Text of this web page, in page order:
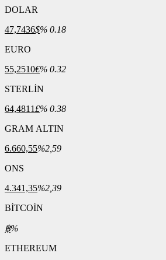
DOLAR
47,7436$% 0.18
EURO
55,2510€% 0.32
STERLİN
64,4811£% 0.38
GRAM ALTIN
6.660,55%2,59
ONS
4.341,35%2,39
BİTCOİN
฿%
ETHEREUM